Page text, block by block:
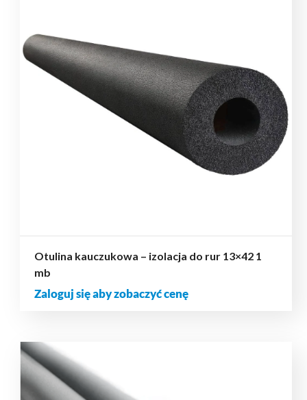
Otulina kauczukowa – izolacja do rur 13×42 1
mb
Zaloguj się aby zobaczyć cenę